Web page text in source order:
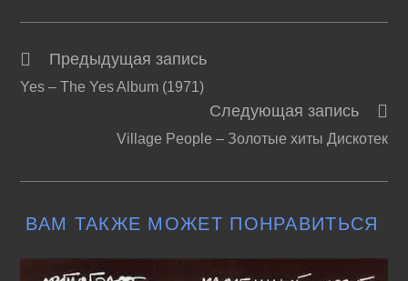
Читать
далее
Предыдущая запись
Yes – The Yes Album (1971)
Следующая запись
Village People – Золотые хиты Дискотек
ВАМ ТАКЖЕ МОЖЕТ ПОНРАВИТЬСЯ